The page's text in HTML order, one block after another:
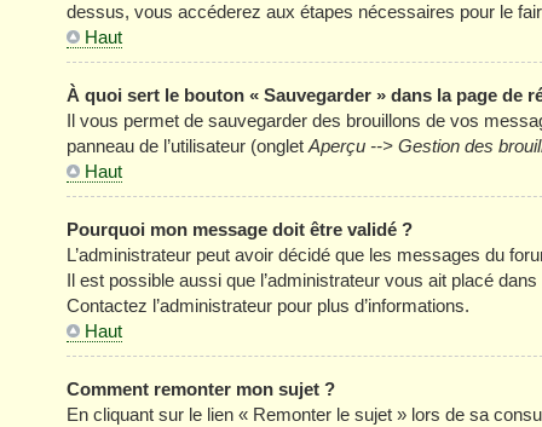
dessus, vous accéderez aux étapes nécessaires pour le
Haut
À quoi sert le bouton « Sauvegarder » dans la page de
Il vous permet de sauvegarder des brouillons de vos
panneau de l’utilisateur (onglet Aperçu --> Gestion des
Haut
Pourquoi mon message doit être validé ?
L’administrateur peut avoir décidé que les messages du
Il est possible aussi que l’administrateur vous ait placé
Contactez l’administrateur pour plus d’informations.
Haut
Comment remonter mon sujet ?
En cliquant sur le lien « Remonter le sujet » lors de sa